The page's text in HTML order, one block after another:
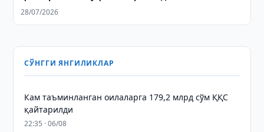
28/07/2026
СЎНГГИ ЯНГИЛИКЛАР
Кам таъминланган оилаларга 179,2 млрд сўм ҚҚС
қайтарилди
22:35 · 06/08